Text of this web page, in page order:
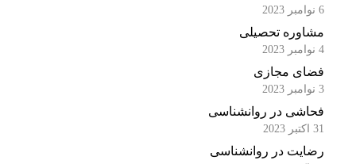
مشاوره تحصیلی
فضای مجازی
فحاشی در روانشناسی
رضایت در روانشناسی